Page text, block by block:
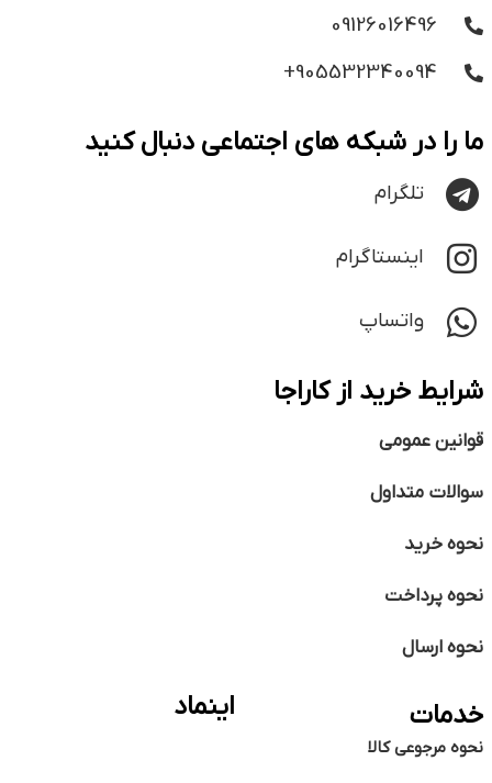
09126016496
905532340094+
ما را در شبکه های اجتماعی دنبال کنید
تلگرام
اینستاگرام
واتساپ
شرایط خرید از کاراجا
قوانین عمومی
سوالات متداول
نحوه خرید
نحوه پرداخت
نحوه ارسال
خدمات
نحوه مرجوعی کالا
اینماد